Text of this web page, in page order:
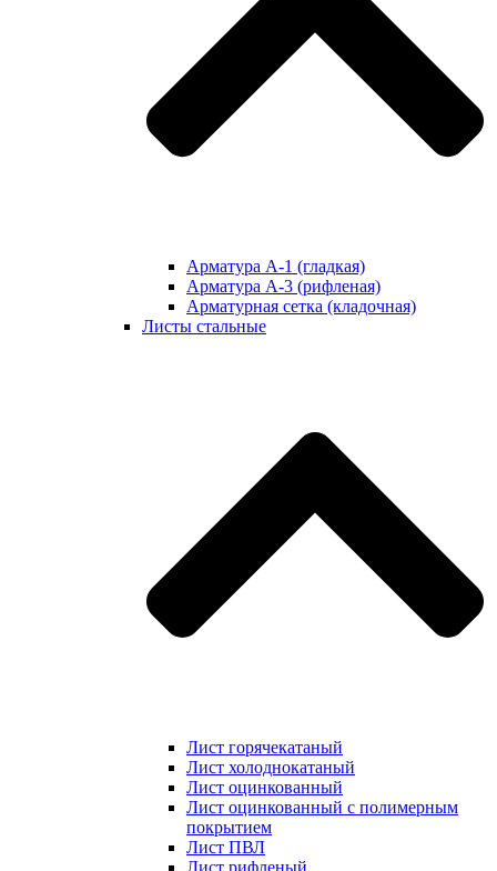
Арматура А-1 (гладкая)
Арматура А-3 (рифленая)
Арматурная сетка (кладочная)
Листы стальные
Лист горячекатаный
Лист холоднокатаный
Лист оцинкованный
Лист оцинкованный с полимерным
покрытием
Лист ПВЛ
Лист рифленый